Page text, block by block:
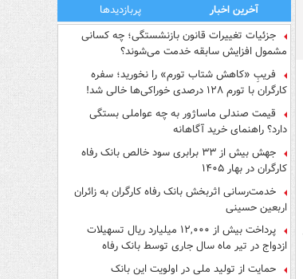
آخرین اخبار
پربازدیدها
جزئیات تغییرات قانون بازنشستگی؛ چه کسانی
مشمول افزایش سابقه خدمت می‌شوند؟
فریبِ «کاهش شتاب تورم» را نخورید؛ سفره
کارگران با تورم ۱۲۸ درصدی خوراکی‌ها خالی شد!
قیمت صندلی ماساژور به چه عواملی بستگی
دارد؟ راهنمای خرید آگاهانه
جهش بیش از ۳۳ برابری سود خالص بانک رفاه
کارگران در بهار ۱۴۰۵
خدمت‌رسانی اثربخش بانک رفاه کارگران به زائران
اربعین حسینی
پرداخت بیش از ۱۲,۰۰۰ میلیارد ریال تسهیلات
ازدواج در تیر ماه سال جاری توسط بانک رفاه
کارگران
حمایت از تولید ملی در اولویت این بانک